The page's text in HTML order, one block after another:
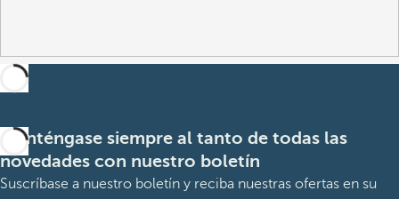
Manténgase siempre al tanto de todas las
novedades con nuestro boletín
Suscríbase a nuestro boletín y reciba nuestras ofertas en su